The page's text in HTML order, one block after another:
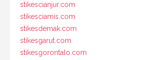
stikescianjur.com
stikesciamis.com
stikesdemak.com
stikesgarut.com
stikesgorontalo.com